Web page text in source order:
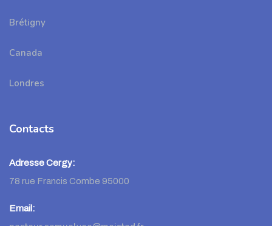
Brétigny
Canada
Londres
Contacts
Adresse Cergy:
78 rue Francis Combe 95000
Email: